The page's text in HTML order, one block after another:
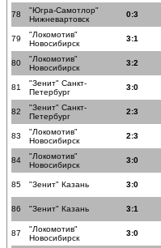
78
"Югра-Самотлор"
Нижневартовск
0:3
79
"Локомотив"
Новосибирск
3:1
80
"Локомотив"
Новосибирск
3:2
81
"Зенит" Санкт-
Петербург
3:0
82
"Зенит" Санкт-
Петербург
2:3
83
"Локомотив"
Новосибирск
2:3
84
"Локомотив"
Новосибирск
3:0
85 "Зенит" Казань 3:0
86 "Зенит" Казань 3:1
87
"Локомотив"
Новосибирск
3:0